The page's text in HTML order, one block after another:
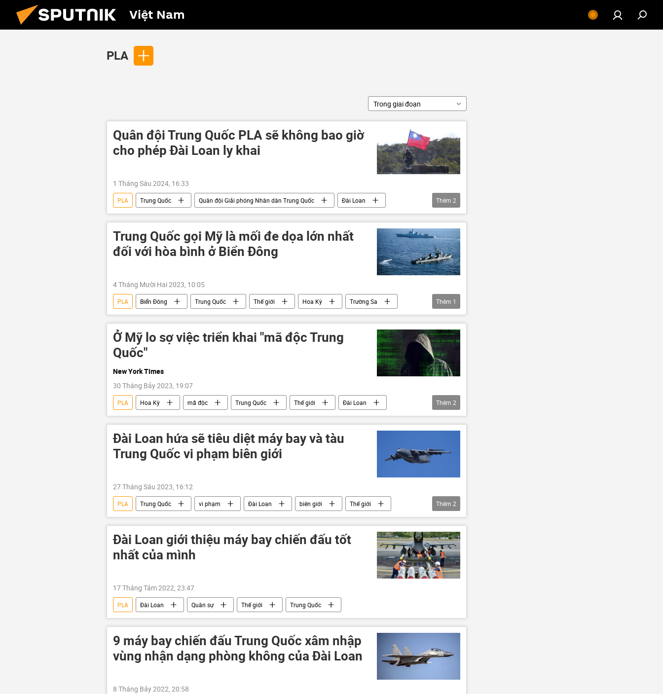
Việt Nam
PLA
Trong giai đoạn
Quân đội Trung Quốc PLA sẽ không bao giờ
cho phép Đài Loan ly khai
1 Tháng Sáu 2024, 16:33
PLA Trung Quốc Quân đội Giải phóng Nhân dân Trung Quốc
Đài Loan
Thế giới
Châu Á
Thêm 2
Trung Quốc gọi Mỹ là mối đe dọa lớn nhất
đối với hòa bình ở Biển Đông
4 Tháng Mười Hai 2023, 10:05
PLA Biển Đông Trung Quốc Thế giới Hoa Kỳ
Trường Sa
Quân đội Giải phóng Nhân dân Trung Quốc
Thêm 1
Ở Mỹ lo sợ việc triển khai "mã độc Trung
Quốc"
New York Times
30 Tháng Bảy 2023, 19:07
PLA Hoa Kỳ mã độc Trung Quốc Thế giới
Đài Loan
Báo chí thế giới
căn cứ quân sự Mỹ
Thêm 2
Đài Loan hứa sẽ tiêu diệt máy bay và tàu
Trung Quốc vi phạm biên giới
27 Tháng Sáu 2023, 16:12
PLA Trung Quốc vi phạm Đài Loan biên giới
Thế giới
Quân sự
máy bay
Thêm 2
Đài Loan giới thiệu máy bay chiến đấu tốt
nhất của mình
17 Tháng Tám 2022, 23:47
PLA Đài Loan Quân sự Thế giới Trung Quốc
9 máy bay chiến đấu Trung Quốc xâm nhập
vùng nhận dạng phòng không của Đài Loan
8 Tháng Bảy 2022, 20:58